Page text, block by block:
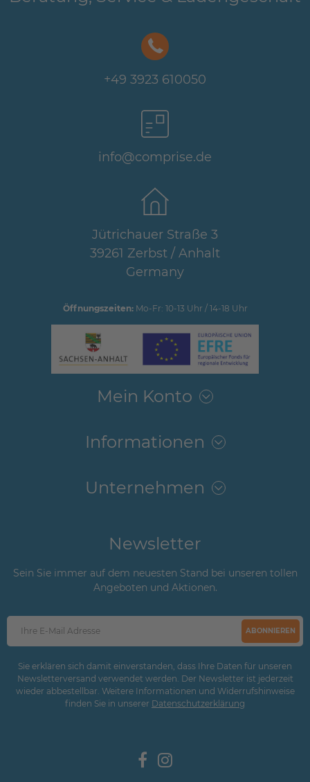
+49 3923 610050
info@comprise.de
Jütrichauer Straße 3
39261 Zerbst / Anhalt
Germany
Öffnungszeiten:Mo-Fr: 10-13 Uhr / 14-18 Uhr
Mein Konto
Informationen
Unternehmen
Newsletter
Sein Sie immer auf dem neuesten Stand bei unseren tollen
Angeboten und Aktionen.
ABONNIEREN
Sie erklären sich damit einverstanden, dass Ihre Daten für unseren
Newsletterversand verwendet werden. Der Newsletter ist jederzeit
wieder abbestellbar. Weitere Informationen und Widerrufshinweise
finden Sie in unserer Daten­schutz­erklärung